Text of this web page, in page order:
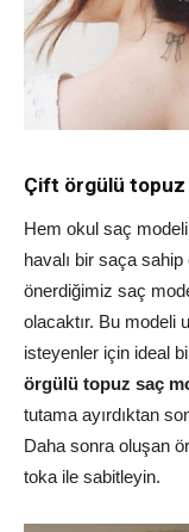
Çift örgülü topuz
Hem okul saç
havalı bir saça
önerdiğimiz saç
olacaktır. Bu modeli
isteyenler için ideal
örgülü topuz saç
tutama ayırdıktan
Daha sonra oluşan
toka ile sabitleyin.